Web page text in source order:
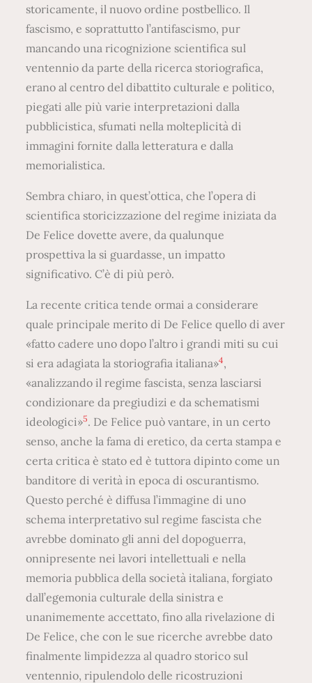
storicamente, il nuovo ordine postbellico. Il
fascismo, e soprattutto l’antifascismo, pur
mancando una ricognizione scientifica sul
ventennio da parte della ricerca storiografica,
erano al centro del dibattito culturale e politico,
piegati alle più varie interpretazioni dalla
pubblicistica, sfumati nella molteplicità di
immagini fornite dalla letteratura e dalla
memorialistica.
Sembra chiaro, in quest’ottica, che l’opera di
scientifica storicizzazione del regime iniziata da
De Felice dovette avere, da qualunque
prospettiva la si guardasse, un impatto
significativo. C’è di più però.
La recente critica tende ormai a considerare
quale principale merito di De Felice quello di aver
«fatto cadere uno dopo l’altro i grandi miti su cui
si era adagiata la storiografia italiana»4,
«analizzando il regime fascista, senza lasciarsi
condizionare da pregiudizi e da schematismi
ideologici»5. De Felice può vantare, in un certo
senso, anche la fama di eretico, da certa stampa e
certa critica è stato ed è tuttora dipinto come un
banditore di verità in epoca di oscurantismo.
Questo perché è diffusa l’immagine di uno
schema interpretativo sul regime fascista che
avrebbe dominato gli anni del dopoguerra,
onnipresente nei lavori intellettuali e nella
memoria pubblica della società italiana, forgiato
dall’egemonia culturale della sinistra e
unanimemente accettato, fino alla rivelazione di
De Felice, che con le sue ricerche avrebbe dato
finalmente limpidezza al quadro storico sul
ventennio, ripulendolo delle ricostruzioni